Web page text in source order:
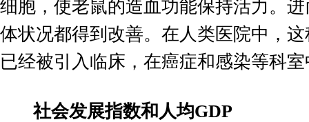
细胞，使老鼠的造血功能保持活力。
体状况都得到改善。在人类医院中，这
已经被引入临床，在癌症和感染等科
社会发展指数和人均GDP